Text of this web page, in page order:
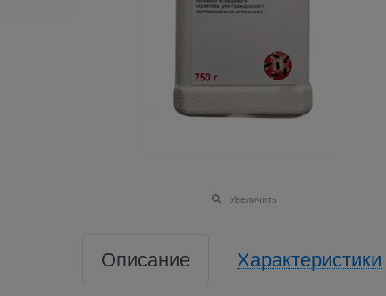
Увеличить
Описание Характеристики